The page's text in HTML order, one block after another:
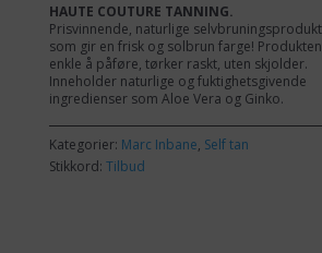
HAUTE COUTURE TANNING.
Prisvinnende, naturlige
som gir en frisk og solbrun farge!
enkle å påføre, tørker raskt, uten skjolder.
Inneholder naturlige og fuktighetsgivende
ingredienser som Aloe Vera og Ginko.
Kategorier: Marc Inbane, Self tan
Stikkord: Tilbud